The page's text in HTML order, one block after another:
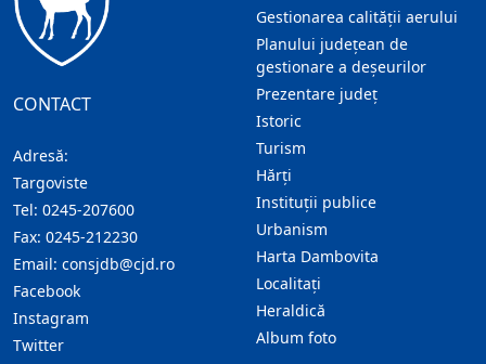
CONTACT
Adresă:
Targoviste
Tel: 0245-207600
Fax: 0245-212230
Email: consjdb@cjd.ro
Facebook
Instagram
Twitter
Gestionarea calității aerului
Planului județean de
gestionare a deșeurilor
Prezentare judeţ
Istoric
Turism
Hărţi
Instituţii publice
Urbanism
Harta Dambovita
Localitaţi
Heraldică
Album foto